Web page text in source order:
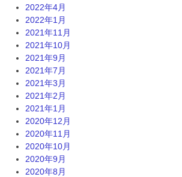
2022年4月
2022年1月
2021年11月
2021年10月
2021年9月
2021年7月
2021年3月
2021年2月
2021年1月
2020年12月
2020年11月
2020年10月
2020年9月
2020年8月